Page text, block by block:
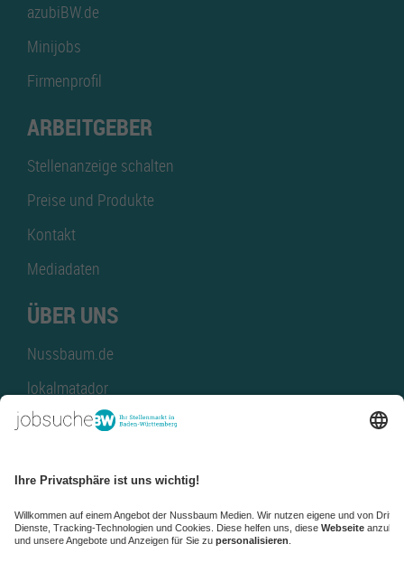
azubiBW.de
Minijobs
Firmenprofil
ARBEITGEBER
Stellenanzeige schalten
Preise und Produkte
Kontakt
Mediadaten
ÜBER UNS
Nussbaum.de
lokalmatador
kaufinBW
NussbaumID
Nussbaum Medien